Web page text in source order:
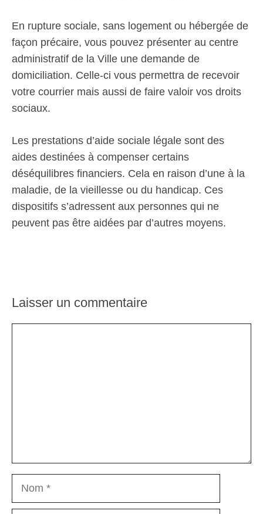
En rupture sociale, sans logement ou hébergée de
façon précaire, vous pouvez présenter au centre
administratif de la Ville une demande de
domiciliation. Celle-ci vous permettra de recevoir
votre courrier mais aussi de faire valoir vos droits
sociaux.
Les prestations d’aide sociale légale sont des
aides destinées à compenser certains
déséquilibres financiers. Cela en raison d’une à la
maladie, de la vieillesse ou du handicap. Ces
dispositifs s’adressent aux personnes qui ne
peuvent pas être aidées par d’autres moyens.
Laisser un commentaire
Nom